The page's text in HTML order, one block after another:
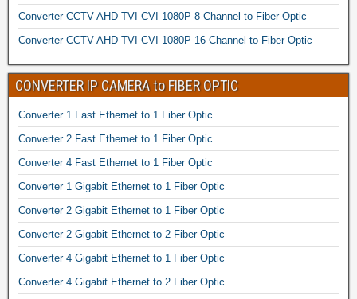
Converter CCTV AHD TVI CVI 1080P 8 Channel to Fiber Optic
Converter CCTV AHD TVI CVI 1080P 16 Channel to Fiber Optic
CONVERTER IP CAMERA to FIBER OPTIC
Converter 1 Fast Ethernet to 1 Fiber Optic
Converter 2 Fast Ethernet to 1 Fiber Optic
Converter 4 Fast Ethernet to 1 Fiber Optic
Converter 1 Gigabit Ethernet to 1 Fiber Optic
Converter 2 Gigabit Ethernet to 1 Fiber Optic
Converter 2 Gigabit Ethernet to 2 Fiber Optic
Converter 4 Gigabit Ethernet to 1 Fiber Optic
Converter 4 Gigabit Ethernet to 2 Fiber Optic